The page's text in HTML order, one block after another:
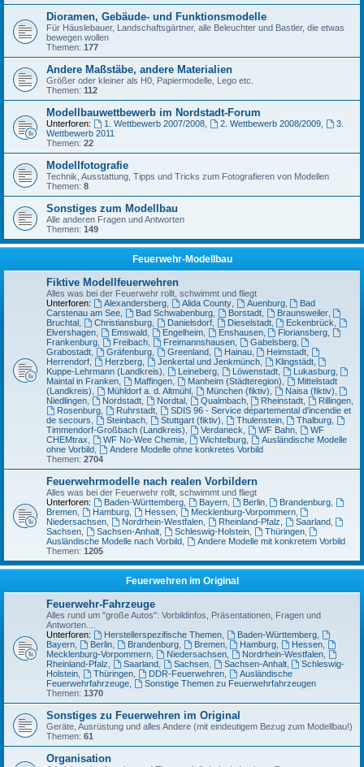
Dioramen, Gebäude- und Funktionsmodelle
Für Häuslebauer, Landschaftsgärtner, alle Beleuchter und Bastler, die etwas
bewegen wollen
Themen: 177
Andere Maßstäbe, andere Materialien
Größer oder kleiner als H0, Papiermodelle, Lego etc.
Themen: 112
Modellbauwettbewerb im Nordstadt-Forum
Unterforen: 1. Wettbewerb 2007/2008, 2. Wettbewerb 2008/2009,
3.
Wettbewerb 2011
Themen: 22
Modellfotografie
Technik, Ausstattung, Tipps und Tricks zum Fotografieren von Modellen
Themen: 8
Sonstiges zum Modellbau
Alle anderen Fragen und Antworten
Themen: 149
Feuerwehr-Modellbau
Fiktive Modellfeuerwehren
Alles was bei der Feuerwehr rollt, schwimmt und fliegt
Unterforen:
Alexandersberg, Alida County, Auenburg,
Bad
Carstenau am See
Bad Schwabenburg, Borstadt, Braunsweiler,
Bruchtal
Christiansburg, Danielsdorf, Dieselstadt, Eckenbrück
Elvershagen
Emswald, Engelheim, Enshausen, Floriansberg
Frankenburg
Freibach, Freimannshausen, Gabelsberg,
Grabostadt
Gräfenburg, Greenland, Hainau, Heimstadt
Herrendorf
Herzberg, Jenkertal und Jenkmünch, Klingstädt,
Kuppe-Lehrmann (Landkreis)
Leineberg, Löwenstadt, Lukasburg,
Maintal in Franken
Maffingen, Manheim (Städteregion)
Mittelstadt
(Landkreis)
Mühldorf a. d. Altmühl, München (fiktiv) Naisa (fiktiv)
Niedlingen
Nordstadt, Nordtal, Qualmbach, Rheinstadt Rillingen
Rosenburg, Ruhrstadt,
SDIS 96 - Service départemental d'incendie et
de secours
Steinbach, Stuttgart (fiktiv) Thulenstein, Thalburg
Timmendorf-Großbach (Landkreis)
Verdaneck WF Bahn,
WF
CHEMtrax
WF No-Wee Chemie, Wichtelburg,
Ausländische Modelle
ohne Vorbild
Andere Modelle ohne konkretes Vorbild
Themen: 2704
Feuerwehrmodelle nach realen Vorbildern
Alles was bei der Feuerwehr rollt, schwimmt und fliegt
Unterforen:
Baden-Württemberg, Bayern, Berlin, Brandenburg
Bremen
Hamburg, Hessen, Mecklenburg-Vorpommern,
Niedersachsen
Nordrhein-Westfalen, Rheinland-Pfalz Saarland,
Sachsen
Sachsen-Anhalt, Schleswig-Holstein, Thüringen,
Ausländische Modelle nach Vorbild
Andere Modelle mit konkretem Vorbild
Themen: 1205
Feuerwehren im Original
Feuerwehr-Fahrzeuge
Alles rund um "große Autos": Vorbildinfos, Präsentationen, Fragen und
Antworten....
Unterforen:
Herstellerspezifische Themen, Baden-Württemberg,
Bayern
Berlin, Brandenburg, Bremen, Hamburg Hessen
Mecklenburg-Vorpommern
Niedersachsen, Nordrhein-Westfalen,
Rheinland-Pfalz
Saarland, Sachsen, Sachsen-Anhalt,
Schleswig-
Holstein
Thüringen, DDR-Feuerwehren,
Ausländische
Feuerwehrfahrzeuge
Sonstige Themen zu Feuerwehrfahrzeugen
Themen: 1370
Sonstiges zu Feuerwehren im Original
Geräte, Ausrüstung und alles Andere (mit eindeutigem Bezug zum Modellbau!)
Themen: 61
Organisation